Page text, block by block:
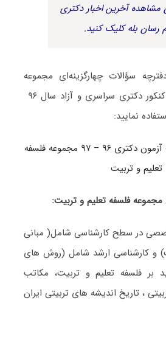
مشاهده آخرین اخبار دکتری
رسان بله کلیک کنید.
سؤالات چهارگزینه‌ای مجموعه
نمایید:
دانلود مجموعه سؤالات آزمون دکتری ۹۶ – ۹۷ مجموعه فلسفه
تعلیم و تربیت
فلسفه تعلیم و تربیت:
در سطح کارشناسی شامل( مبانی
و کارشناسی ارشد شامل (روش های
بر فلسفه تعلیم و تربیت، مکاتب
، تاریخ اندیشه های تربیتی ایران